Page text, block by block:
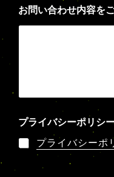
お問い合わせ内容を
プライバシーポリシ
プライバシーポ